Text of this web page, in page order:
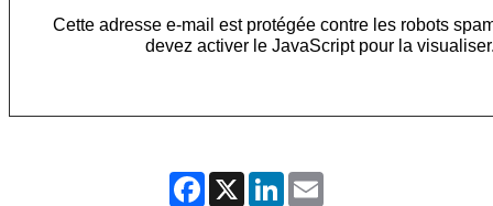
Cette adresse e-mail est protégée contre les robots
devez activer le JavaScript pour la
Facebook
X LinkedIn